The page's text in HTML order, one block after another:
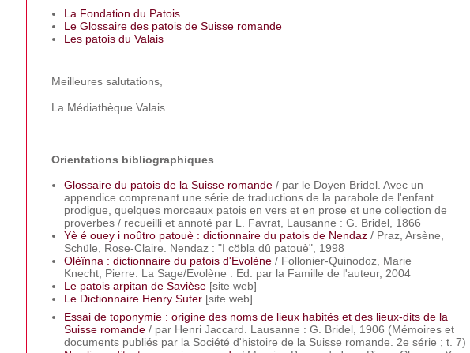
La Fondation du Patois
Le Glossaire des patois de Suisse romande
Les patois du Valais
Meilleures salutations,
La Médiathèque Valais
Orientations bibliographiques
Glossaire du patois de la Suisse romande/ par le Doyen Bridel. Avec un
appendice comprenant une série de traductions de la parabole de l'enfant
prodigue, quelques morceaux patois en vers et en prose et une collection de
proverbes / recueilli et annoté par L. Favrat, Lausanne : G. Bridel, 1866
Yè é ouey i noûtro patouè : dictionnaire du patois de Nendaz/ Praz, Arsène,
Schüle, Rose-Claire. Nendaz : "I cöbla dû patouè", 1998
Olèïnna : dictionnaire du patois d'Evolène / Follonier-Quinodoz, Marie
Knecht, Pierre. La Sage/Evolène : Ed. par la Famille de l'auteur, 2004
Le patois arpitan de Savièse[site web]
Le Dictionnaire Henry Suter[site web]
Essai de toponymie : origine des noms de lieux habités et des lieux-dits de la
Suisse romande/ par Henri Jaccard. Lausanne : G. Bridel, 1906 (Mémoires et
documents publiés par la Société d'histoire de la Suisse romande. 2e série ; t. 7)